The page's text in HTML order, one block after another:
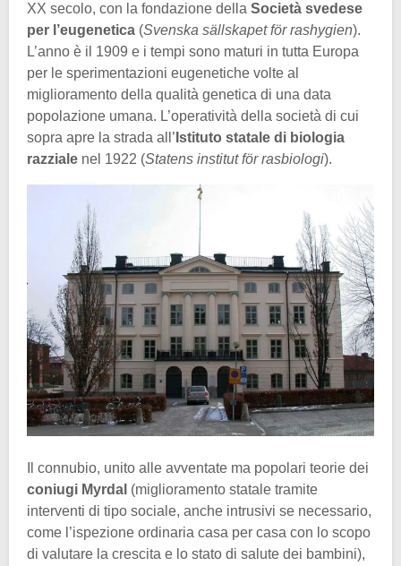
XX secolo, con la fondazione della Società svedese
per l’eugenetica (Svenska sällskapet för rashygien).
L’anno è il 1909 e i tempi sono maturi in tutta Europa
per le sperimentazioni eugenetiche volte al
miglioramento della qualità genetica di una data
popolazione umana. L’operatività della società di cui
sopra apre la strada all’ Istituto statale di biologia
razziale nel 1922 (Statens institut för rasbiologi).
Il connubio, unito alle avventate ma popolari teorie dei
coniugi Myrdal (miglioramento statale tramite
interventi di tipo sociale, anche intrusivi se necessario,
come l’ispezione ordinaria casa per casa con lo scopo
di valutare la crescita e lo stato di salute dei bambini),